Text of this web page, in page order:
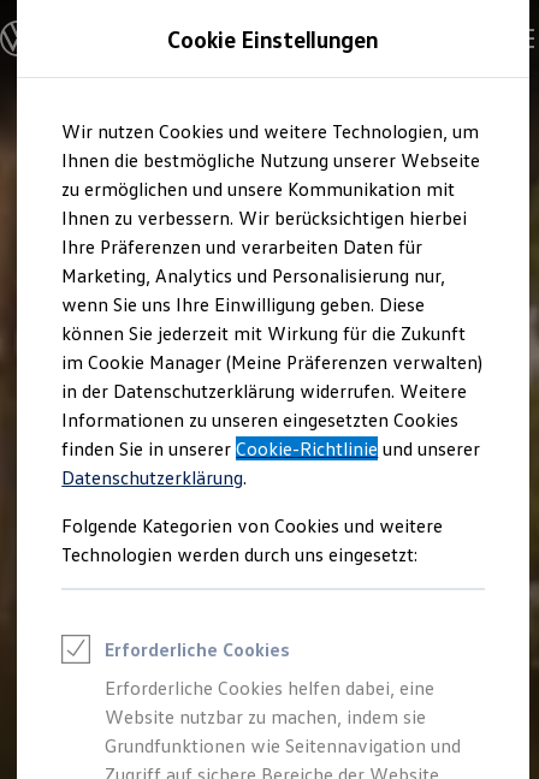
Hauptinhalt
springen
Footer
springen
Modelle und Konfigurator
Konfigurator
Modelle vergleichen
Elektroautos
ENERGY Sondermodelle
Nutzfahrzeuge
SUV und CUV
Familienautos
Kombis
Kompaktwagen
Sportwagen
Schnell verfügbare Fahrzeuge
Angebote und Produkte
Aktuelle Angebote
E-Auto-Förderung
Volkswagen Marktplatz
Die ENERGY Sondermodelle
Junge Gebrauchtwagen und Gebrauchtwagen
Volkswagen Zertifizierte Gebrauchtwagen
Elektromobilität bei Gebrauchtwagen
Saisonangebote
Reifenpakete
Leasing
Leasing-Angebote
Elektroauto Leasing
Kleinwagen-Leasing
Leasing ohne Anzahlung
Finanzierung
Autokredit mit Schlussrate
Versicherungen und Garantien
Cookie Einstellungen
Wir nutzen Cookies und weitere Technologien, um
Ihnen die bestmögliche Nutzung unserer Webseite
zu ermöglichen und unsere Kommunikation mit
Ihnen zu verbessern. Wir berücksichtigen hierbei
Ihre Präferenzen und verarbeiten Daten für
Marketing, Analytics und Personalisierung nur,
wenn Sie uns Ihre Einwilligung geben. Diese
können Sie jederzeit mit Wirkung für die Zukunft
im Cookie Manager (Meine Präferenzen verwalten)
in der Datenschutzerklärung widerrufen. Weitere
Informationen zu unseren eingesetzten Cookies
finden Sie in unsererCookie-Richtlinie und unserer
Datenschutzerklärung.
Folgende Kategorien von Cookies und weitere
Technologien werden durch uns eingesetzt:
Erforderliche Cookies
Erforderliche Cookies helfen dabei, eine
Website nutzbar zu machen, indem sie
Grundfunktionen wie Seitennavigation und
Zugriff auf sichere Bereiche der Website